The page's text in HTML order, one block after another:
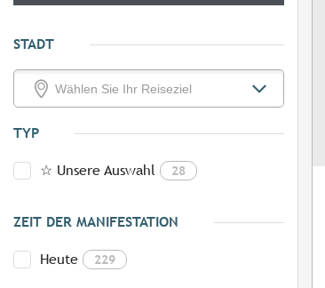
STADT
TYP
☆ Unsere Auswahl 28
ZEIT DER MANIFESTATION
Heute 229